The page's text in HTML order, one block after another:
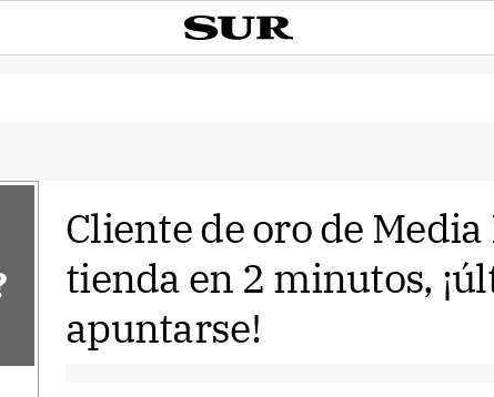
Cliente de oro de
tienda en 2 minutos,
apuntarse!